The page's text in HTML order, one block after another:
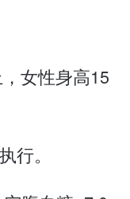
女性身高15
行。